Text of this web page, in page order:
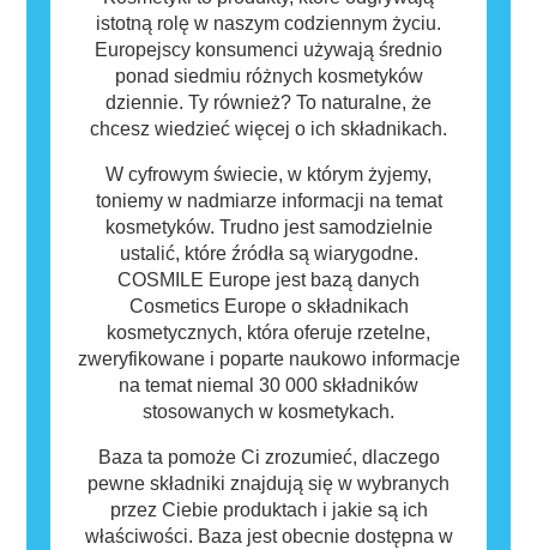
bezpieczny dla innych.
istotną rolę w naszym codziennym życiu.
Europejscy konsumenci używają średnio
ponad siedmiu różnych kosmetyków
dziennie. Ty również? To naturalne, że
chcesz wiedzieć więcej o ich składnikach.
W cyfrowym świecie, w którym żyjemy,
toniemy w nadmiarze informacji na temat
kosmetyków. Trudno jest samodzielnie
ustalić, które źródła są wiarygodne.
COSMILE Europe jest bazą danych
Cosmetics Europe o składnikach
kosmetycznych, która oferuje rzetelne,
zweryfikowane i poparte naukowo informacje
na temat niemal 30 000 składników
stosowanych w kosmetykach.
Baza ta pomoże Ci zrozumieć, dlaczego
pewne składniki znajdują się w wybranych
przez Ciebie produktach i jakie są ich
właściwości. Baza jest obecnie dostępna w